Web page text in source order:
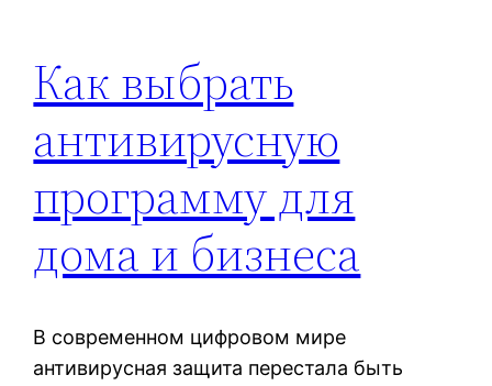
Как выбрать
антивирусную
программу для
дома и бизнеса
В современном цифровом мире
антивирусная защита перестала быть